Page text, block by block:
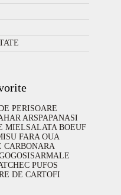
PERISOARE
ARSPAPANASI
MIELSALATA BOEUF
FARA OUA
CARBONARA
SARMALE
CHEC PUFOS
DE CARTOFI